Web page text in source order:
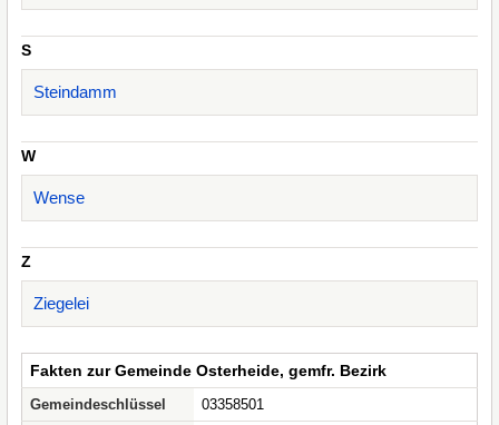
S
Steindamm
W
Wense
Z
Ziegelei
Fakten zur Gemeinde Osterheide, gemfr. Bezirk
Gemeindeschlüssel
03358501